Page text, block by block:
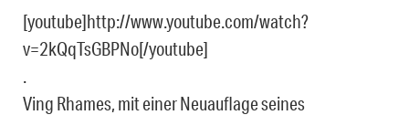
[youtube]http://www.youtube.com/watch?
v=2kQqTsGBPNo[/youtube]
.
Ving Rhames, mit einer Neuauflage seines